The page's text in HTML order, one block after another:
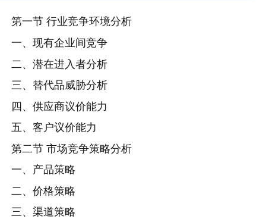
第一节 行业竞争环境分析
一、现有企业间竞争
二、潜在进入者分析
三、替代品威胁分析
四、供应商议价能力
五、客户议价能力
第二节 市场竞争策略分析
一、产品策略
二、价格策略
三、渠道策略